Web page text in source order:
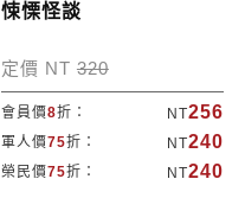
悚慄怪談
定價 NT 320
會員價8折： NT256
軍人價75折： NT240
榮民價75折： NT240